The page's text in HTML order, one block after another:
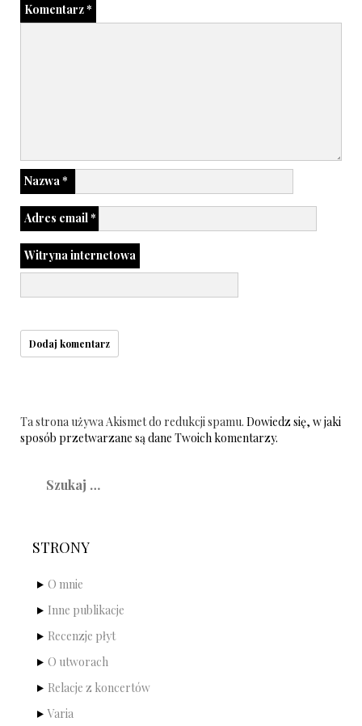
Komentarz*
Nazwa *
Adres email*
Witryna internetowa
Ta strona używa Akismet do redukcji spamu. Dowiedz się, w jaki
sposób przetwarzane są dane Twoich komentarzy.
STRONY
O mnie
Inne publikacje
Recenzje płyt
O utworach
Relacje z koncertów
Varia